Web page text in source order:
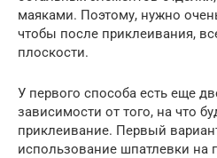
маяками. Поэтому, нужно
чтобы после приклеивания,
плоскости.
У первого способа есть еще
зависимости от того, на что
приклеивание. Первый
использование шпатлевки на